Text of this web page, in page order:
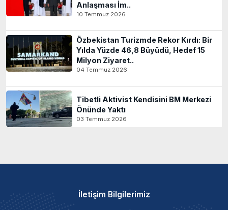
Anlaşması İm..
10 Temmuz 2026
Özbekistan Turizmde Rekor Kırdı: Bir
Yılda Yüzde 46,8 Büyüdü, Hedef 15
Milyon Ziyaret..
04 Temmuz 2026
Tibetli Aktivist Kendisini BM Merkezi
Önünde Yaktı
03 Temmuz 2026
İletişim Bilgilerimiz